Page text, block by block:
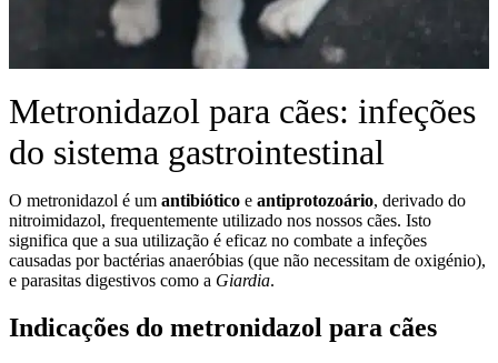
Metronidazol para cães: infeções
do sistema gastrointestinal
O metronidazol é um antibiótico e antiprotozoário, derivado do
nitroimidazol, frequentemente utilizado nos nossos cães. Isto
significa que a sua utilização é eficaz no combate a infeções
causadas por bactérias anaeróbias (que não necessitam de oxigénio),
e parasitas digestivos como a Giardia.
Indicações do metronidazol para cães